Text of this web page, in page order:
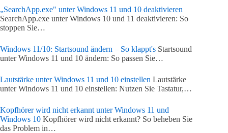
„SearchApp.exe" unter Windows 11 und 10 deaktivieren
SearchApp.exe unter Windows 10 und 11 deaktivieren: So
stoppen Sie…
Windows 11/10: Startsound ändern – So klappt's Startsound
unter Windows 11 und 10 ändern: So passen Sie…
Lautstärke unter Windows 11 und 10 einstellen Lautstärke
unter Windows 11 und 10 einstellen: Nutzen Sie Tastatur,…
Kopfhörer wird nicht erkannt unter Windows 11 und
Windows 10 Kopfhörer wird nicht erkannt? So beheben Sie
das Problem in…